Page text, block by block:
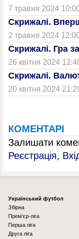
7 травня 2024
Скрижалі.
2 травня 2024
Скрижалі. Гра
26 квітня 2024
Скрижалі.
20 квітня 2024
КОМЕНТАРІ
Залишати
Реєстрація,
Українcький футбол
Збірна
Прем'єр-ліга
Перша ліга
Друга ліга